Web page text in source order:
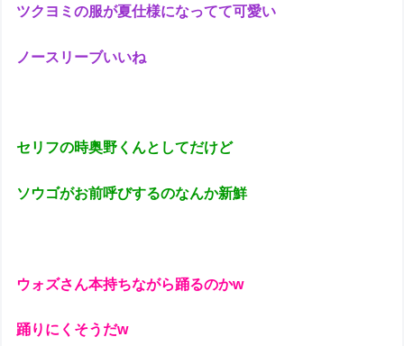
ツクヨミの服が夏仕様になってて可愛い
ノースリーブいいね
セリフの時奥野くんとしてだけど
ソウゴがお前呼びするのなんか新鮮
ウォズさん本持ちながら踊るのかw
踊りにくそうだw